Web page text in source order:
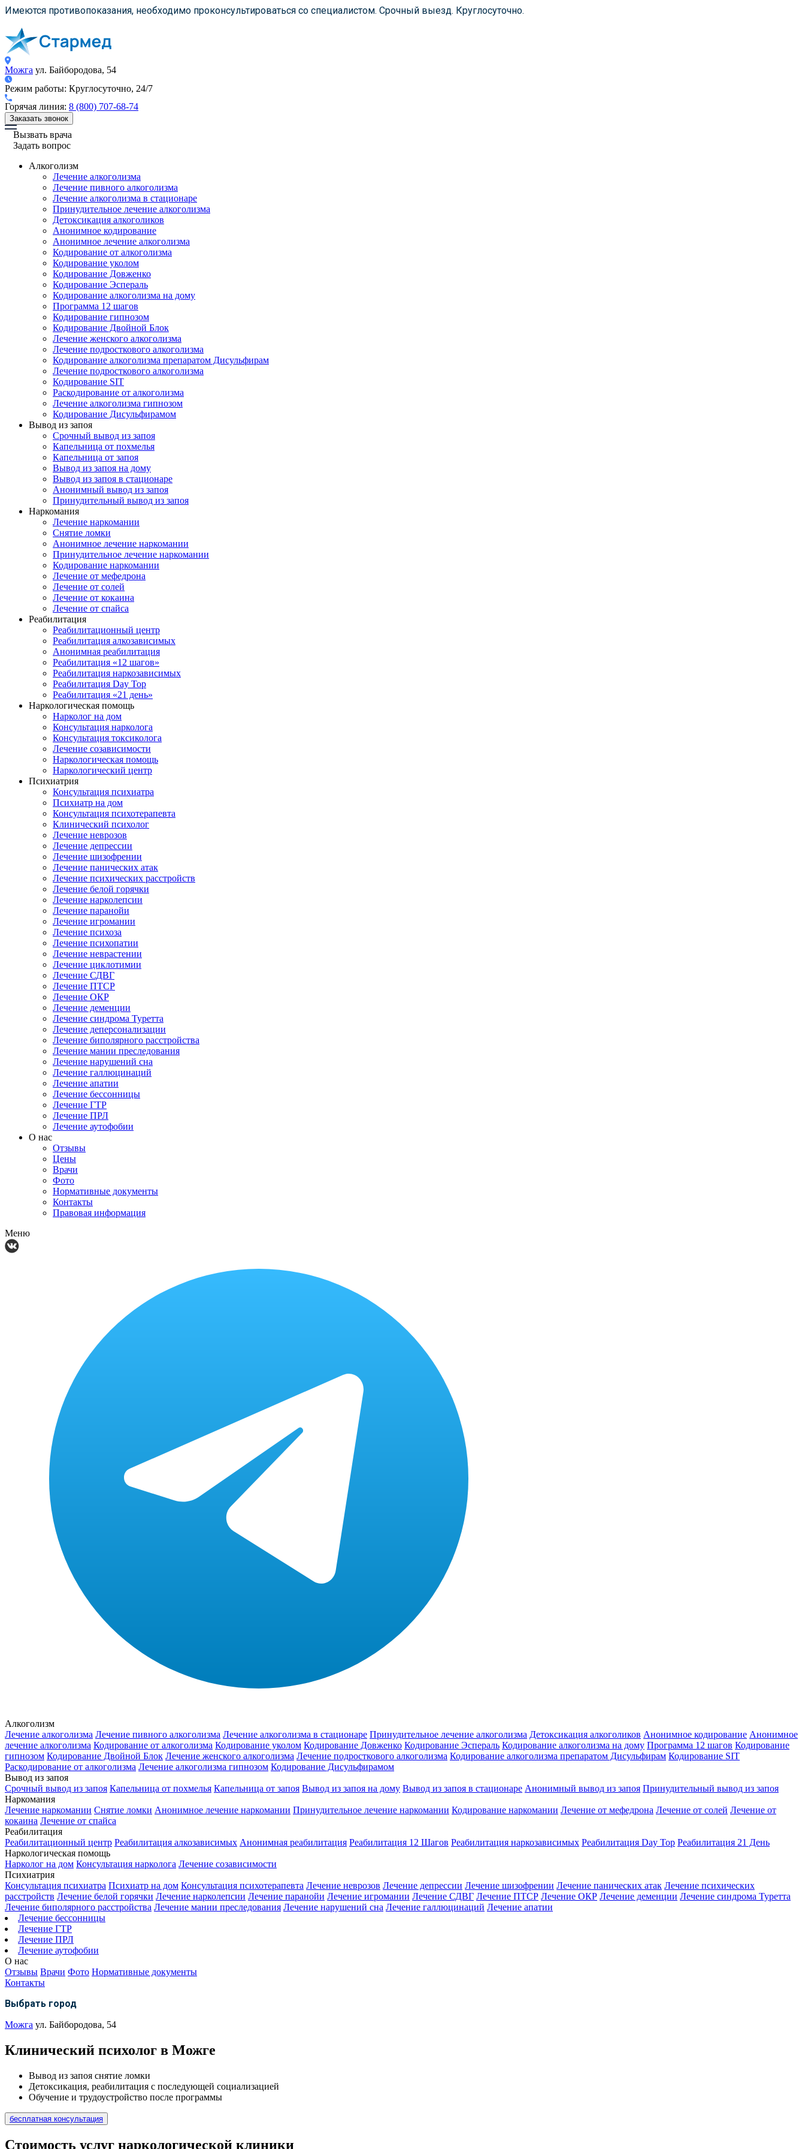
Имеются противопоказания, необходимо проконсультироваться со специалистом. Срочный выезд. Круглосуточно.
Можга ул. Байбородова, 54
Режим работы: Круглосуточно, 24/7
Горячая линия: 8 (800) 707-68-74
Заказать звонок
Вызвать врача
Задать вопрос
Алкоголизм
Лечение алкоголизма
Лечение пивного алкоголизма
Лечение алкоголизма в стационаре
Принудительное лечение алкоголизма
Детоксикация алкоголиков
Анонимное кодирование
Анонимное лечение алкоголизма
Кодирование от алкоголизма
Кодирование уколом
Кодирование Довженко
Кодирование Эспераль
Кодирование алкоголизма на дому
Программа 12 шагов
Кодирование гипнозом
Кодирование Двойной Блок
Лечение женского алкоголизма
Лечение подросткового алкоголизма
Кодирование алкоголизма препаратом Дисульфирам
Лечение подросткового алкоголизма
Кодирование SIT
Раскодирование от алкоголизма
Лечение алкоголизма гипнозом
Кодирование Дисульфирамом
Вывод из запоя
Срочный вывод из запоя
Капельница от похмелья
Капельница от запоя
Вывод из запоя на дому
Вывод из запоя в стационаре
Анонимный вывод из запоя
Принудительный вывод из запоя
Наркомания
Лечение наркомании
Снятие ломки
Анонимное лечение наркомании
Принудительное лечение наркомании
Кодирование наркомании
Лечение от мефедрона
Лечение от солей
Лечение от кокаина
Лечение от спайса
Реабилитация
Реабилитационный центр
Реабилитация алкозависимых
Анонимная реабилитация
Реабилитация «12 шагов»
Реабилитация наркозависимых
Реабилитация Day Top
Реабилитация «21 день»
Наркологическая помощь
Нарколог на дом
Консультация нарколога
Консультация токсиколога
Лечение созависимости
Наркологическая помощь
Наркологический центр
Психиатрия
Консультация психиатра
Психиатр на дом
Консультация психотерапевта
Клинический психолог
Лечение неврозов
Лечение депрессии
Лечение шизофрении
Лечение панических атак
Лечение психических расстройств
Лечение белой горячки
Лечение нарколепсии
Лечение паранойи
Лечение игромании
Лечение психоза
Лечение психопатии
Лечение неврастении
Лечение циклотимии
Лечение СДВГ
Лечение ПТСР
Лечение ОКР
Лечение деменции
Лечение синдрома Туретта
Лечение деперсонализации
Лечение биполярного расстройства
Лечение мании преследования
Лечение нарушений сна
Лечение галлюцинаций
Лечение апатии
Лечение бессонницы
Лечение ГТР
Лечение ПРЛ
Лечение аутофобии
О нас
Отзывы
Цены
Врачи
Фото
Нормативные документы
Контакты
Правовая информация
Меню
Алкоголизм
Лечение алкоголизма Лечение пивного алкоголизма Лечение алкоголизма в стационаре Принудительное лечение алкоголизма Детоксикация алкоголиков Анонимное кодирование Анонимное
лечение алкоголизма Кодирование от алкоголизма Кодирование уколом Кодирование Довженко Кодирование Эспераль Кодирование алкоголизма на дому Программа 12 шагов Кодирование
гипнозом Кодирование Двойной Блок Лечение женского алкоголизма Лечение подросткового алкоголизма Кодирование алкоголизма препаратом Дисульфирам Кодирование SIT
Раскодирование от алкоголизма Лечение алкоголизма гипнозом Кодирование Дисульфирамом
Вывод из запоя
Срочный вывод из запоя Капельница от похмелья Капельница от запоя Вывод из запоя на дому Вывод из запоя в стационаре Анонимный вывод из запоя Принудительный вывод из запоя
Наркомания
Лечение наркомании Снятие ломки Анонимное лечение наркомании Принудительное лечение наркомании Кодирование наркомании Лечение от мефедрона Лечение от солей Лечение от
кокаина Лечение от спайса
Реабилитация
Реабилитационный центр Реабилитация алкозависимых Анонимная реабилитация Реабилитация 12 Шагов Реабилитация наркозависимых Реабилитация Day Top Реабилитация 21 День
Наркологическая помощь
Нарколог на дом Консультация нарколога Лечение созависимости
Психиатрия
Консультация психиатра Психиатр на дом Консультация психотерапевта Лечение неврозов Лечение депрессии Лечение шизофрении Лечение панических атак Лечение психических
расстройств Лечение белой горячки Лечение нарколепсии Лечение паранойи Лечение игромании Лечение СДВГ Лечение ПТСР Лечение ОКР Лечение деменции Лечение синдрома Туретта
Лечение биполярного расстройства Лечение мании преследования Лечение нарушений сна Лечение галлюцинаций Лечение апатии
Лечение бессонницы
Лечение ГТР
Лечение ПРЛ
Лечение аутофобии
О нас
Отзывы Врачи Фото Нормативные документы
Контакты
Выбрать город
Можга ул. Байбородова, 54
Клинический психолог в Можге
Вывод из запоя снятие ломки
Детоксикация, реабилитация с последующей социализацией
Обучение и трудоустройство после программы
бесплатная консультация
Стоимость услуг наркологической клиники